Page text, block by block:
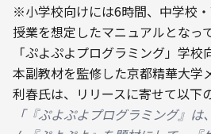
※小学校向けには6時間、中学校
授業を想定したマニュアルとなっ
「ぷよぷよプログラミング」学校
本副教材を監修した京都精華大学
利春氏は、リリースに寄せて以下
「『ぷよぷよプログラミング』